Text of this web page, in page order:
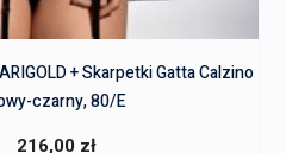
+ Skarpetki Gatta Calzino
czarny, 80/E
Pierwotna
216,00 zł